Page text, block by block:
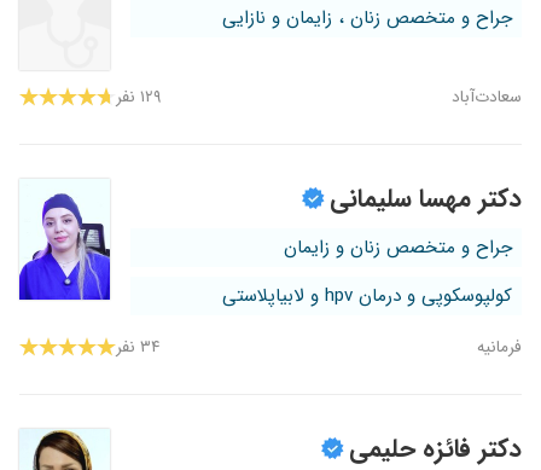
جراح و متخصص زنان ، زایمان و نازایی
سعادت‌آباد ۱۲۹ نفر
دکتر مهسا سلیمانی
جراح و متخصص زنان و زایمان
کولپوسکوپی و درمان hpv و لابیاپلاستی
فرمانیه ۳۴ نفر
دکتر فائزه حلیمی